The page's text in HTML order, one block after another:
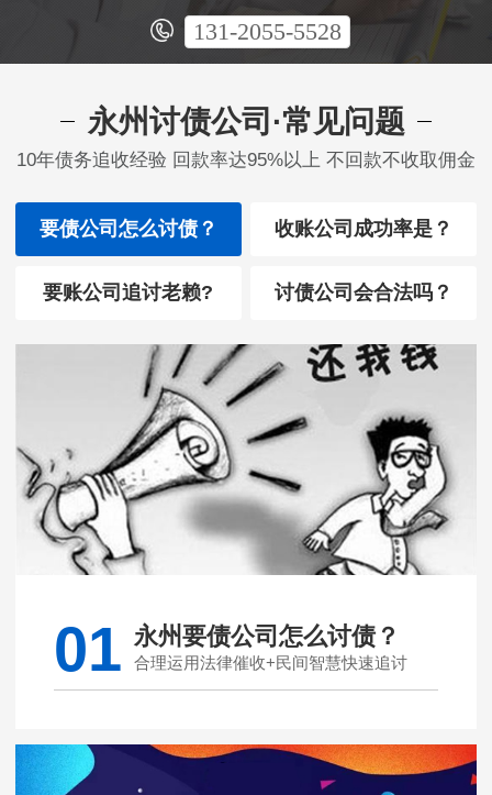
131-2055-5528
永州讨债公司·常见问题
10年债务追收经验 回款率达95%以上 不回款不收取佣金
要债公司怎么讨债？ 收账公司成功率是？
要账公司追讨老赖? 讨债公司会合法吗？
01 永州要债公司怎么讨债？
合理运用法律催收+民间智慧快速追讨